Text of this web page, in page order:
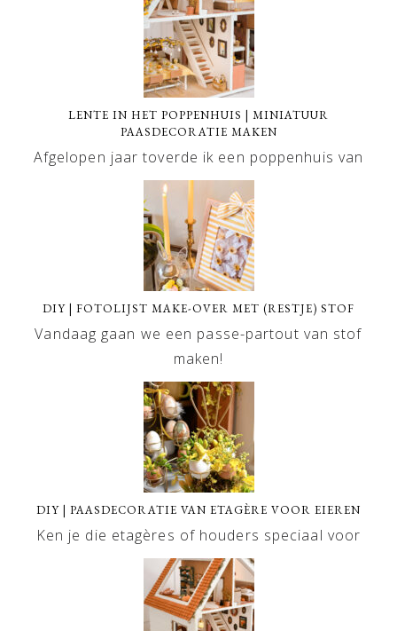
LENTE IN HET POPPENHUIS | MINIATUUR
PAASDECORATIE MAKEN
Afgelopen jaar toverde ik een poppenhuis van
DIY | FOTOLIJST MAKE-OVER MET (RESTJE) STOF
Vandaag gaan we een passe-partout van stof
maken!
DIY | PAASDECORATIE VAN ETAGÈRE VOOR EIEREN
Ken je die etagères of houders speciaal voor